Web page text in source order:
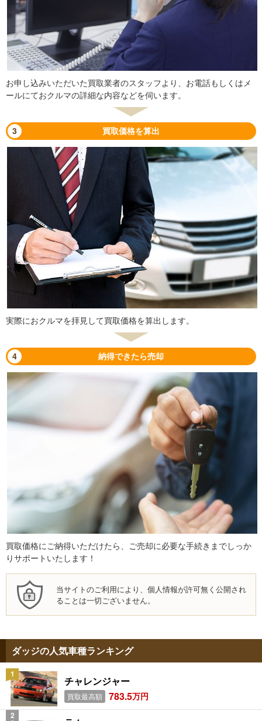
お申し込みいただいた買取業者のスタッフより、お電話もしくはメ
ールにておクルマの詳細な内容などを伺います。
3 買取価格を算出
実際におクルマを拝見して買取価格を算出します。
4 納得できたら売却
買取価格にご納得いただけたら、ご売却に必要な手続きまでしっか
りサポートいたします！
当サイトのご利用により、個人情報が許可無く公開され
ることは一切ございません。
ダッジの人気車種ランキング
チャレンジャー
買取最高額 783.5万円